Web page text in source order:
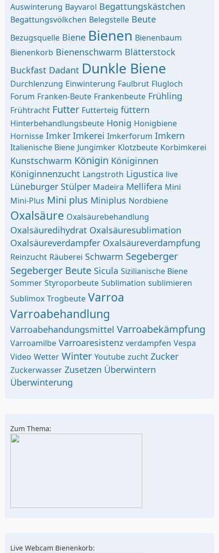
Auswinterung Bayvarol Begattungskästchen
Begattungsvölkchen Belegstelle Beute
Bezugsquelle Biene Bienen Bienenbaum
Bienenkorb Bienenschwarm Blätterstock
Buckfast Dadant Dunkle Biene
Durchlenzung Einwinterung Faulbrut Flugloch
Forum Franken-Beute Frankenbeute Frühling
Frühtracht Futter Futterteig füttern
Hinterbehandlungsbeute Honig Honigbiene
Hornisse Imker Imkerei Imkerforum Imkern
Italienische Biene Jungimker Klotzbeute Korbimkerei
Kunstschwarm Königin Königinnen
Königinnenzucht Langstroth Ligustica live
Lüneburger Stülper Madeira Mellifera Mini
Mini-Plus Mini plus Miniplus Nordbiene
Oxalsäure Oxalsäurebehandlung
Oxalsäuredihydrat Oxalsäuresublimation
Oxalsäureverdampfer Oxalsäureverdampfung
Reinzucht Räuberei Schwarm Segeberger
Segeberger Beute Sicula Sizilianische Biene
Sommer Styroporbeute Sublimation sublimieren
Sublimox Trogbeute Varroa
Varroabehandlung
Varroabehandungsmittel Varroabekämpfung
Varroamilbe Varroaresistenz verdampfen Vespa
Video Wetter Winter Youtube zucht Zucker
Zuckerwasser Zusetzen Überwintern
Überwinterung
Zum Thema:
Live Webcam Bienenkorb: